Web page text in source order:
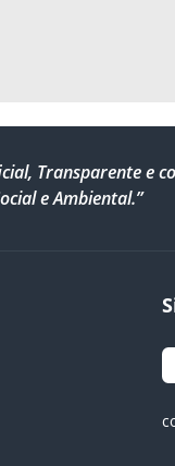
Transparente e
e Ambiental.”